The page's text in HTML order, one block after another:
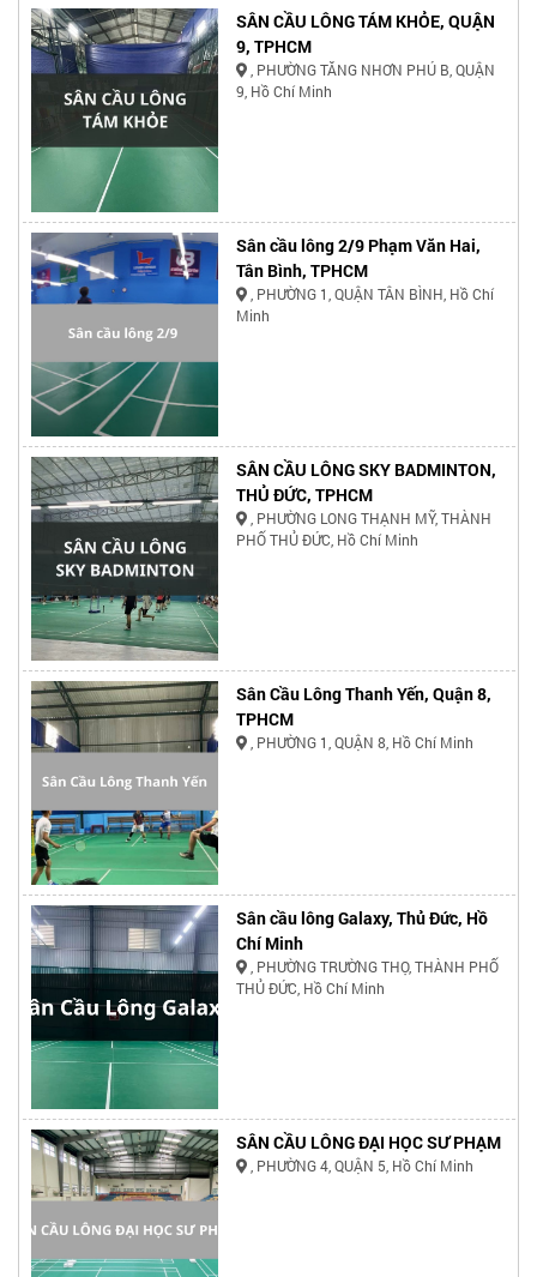
SÂN CẦU LÔNG TÁM KHỎE, QUẬN
9, TPHCM
, PHƯỜNG TĂNG NHƠN PHÚ B, QUẬN
9, Hồ Chí Minh
Sân cầu lông 2/9 Phạm Văn Hai,
Tân Bình, TPHCM
, PHƯỜNG 1, QUẬN TÂN BÌNH, Hồ Chí
Minh
SÂN CẦU LÔNG SKY BADMINTON,
THỦ ĐỨC, TPHCM
, PHƯỜNG LONG THẠNH MỸ, THÀNH
PHỐ THỦ ĐỨC, Hồ Chí Minh
Sân Cầu Lông Thanh Yến, Quận 8,
TPHCM
, PHƯỜNG 1, QUẬN 8, Hồ Chí Minh
Sân cầu lông Galaxy, Thủ Đức, Hồ
Chí Minh
, PHƯỜNG TRƯỜNG THỌ, THÀNH PHỐ
THỦ ĐỨC, Hồ Chí Minh
SÂN CẦU LÔNG ĐẠI HỌC SƯ PHẠM
, PHƯỜNG 4, QUẬN 5, Hồ Chí Minh